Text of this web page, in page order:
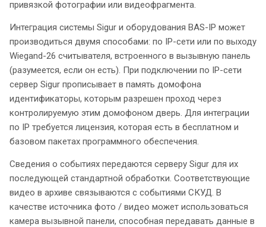
привязкой фотографии или видеофрагмента.
Интеграция системы Sigur и оборудования BAS-IP может
производиться двумя способами: по IP-сети или по выходу
Wiegand-26 считывателя, встроенного в вызывную панель
(разумеется, если он есть). При подключении по IP-сети
сервер Sigur прописывает в память домофона
идентификаторы, которым разрешен проход через
контролируемую этим домофоном дверь. Для интеграции
по IP требуется лицензия, которая есть в бесплатном и
базовом пакетах программного обеспечения.
Сведения о событиях передаются серверу Sigur для их
последующей стандартной обработки. Соответствующие
видео в архиве связываются с событиями СКУД. В
качестве источника фото / видео может использоваться
камера вызывной панели, способная передавать данные в